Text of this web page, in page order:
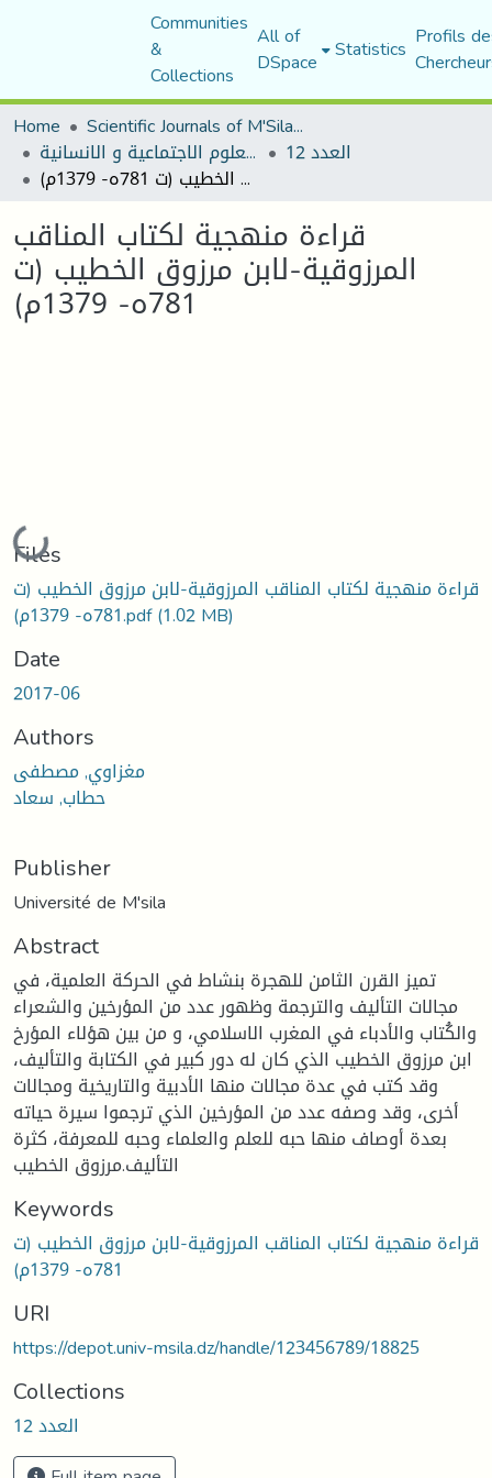
Communities
&
Collections
All of
DSpace Statistics Profils
Home
Scientific Journals of M'Sila University
مجلة العلوم الاجتماعية و الانسانية العدد 12
قراءة منهجية لكتاب المناقب المرزوقية-لابن مرزوق الخطيب (ت 781ه- 1379م)
قراءة منهجية لكتاب المناقب
المرزوقية-لابن مرزوق الخطيب (ت
781ه- 1379م)
Loading...
Files
قراءة منهجية لكتاب المناقب المرزوقية-لابن مرزوق الخطيب (ت
781ه- 1379م).pdf(1.02 MB)
Date
2017-06
Authors
مغزاوي, مصطفى
حطاب, سعاد
Publisher
Université de M'sila
Abstract
تميز القرن الثامن للهجرة بنشاط في الحركة العلمية، في
مجالات التأليف والترجمة وظهور عدد من المؤرخين والشعراء
والكُتاب والأدباء في المغرب الاسلامي، و من بين هؤلاء المؤرخ
ابن مرزوق الخطيب الذي كان له دور كبير في الكتابة والتأليف،
وقد كتب في عدة مجالات منها الأدبية والتاريخية ومجالات
أخرى، وقد وصفه عدد من المؤرخين الذي ترجموا سيرة حياته
بعدة أوصاف منها حبه للعلم والعلماء وحبه للمعرفة، كثرة
التأليف.مرزوق الخطيب
Keywords
قراءة منهجية لكتاب المناقب المرزوقية-لابن مرزوق الخطيب (ت
781ه- 1379م)
URI
https://depot.univ-msila.dz/handle/123456789/18825
Collections
العدد 12